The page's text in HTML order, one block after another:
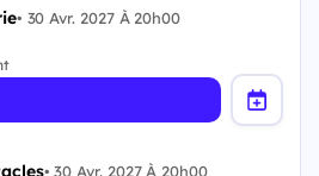
• 30 Avr. 2027 À 20h00
•30 Avr. 2027 À 20h00